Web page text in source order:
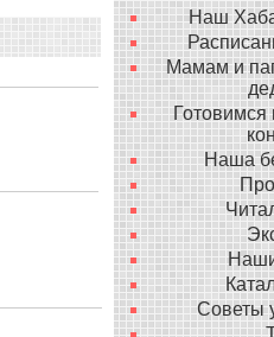
Наш
Мамам и
Готовимся
Наша
Советы